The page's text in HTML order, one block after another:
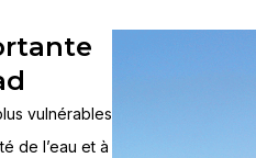
vulnérables
de l’eau et à